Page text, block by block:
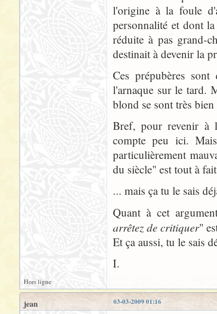
l'origine à la foule
personnalité et dont
réduite à pas grand-
destinait à devenir la
Ces prépubères
l'arnaque sur le tard.
blond se sont très
Bref, pour revenir à
compte peu ici.
particulièrement
du siècle" est tout à
... mais ça tu le sais
Quant à cet
arrêtez de critiquer"
Et ça aussi, tu le sais
I.
Hors ligne
03-03-2009 01:16
jean